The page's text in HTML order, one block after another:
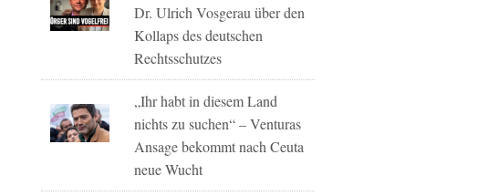
Dr. Ulrich Vosgerau über den
Kollaps des deutschen
Rechtsschutzes
„Ihr habt in diesem Land
nichts zu suchen“ – Venturas
Ansage bekommt nach Ceuta
neue Wucht